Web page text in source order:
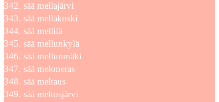
sää mellajärvi
sää mellakoski
sää mellilä
sää mellunkylä
sää mellunmäki
sää meloneras
sää meltaus
sää meltosjärvi